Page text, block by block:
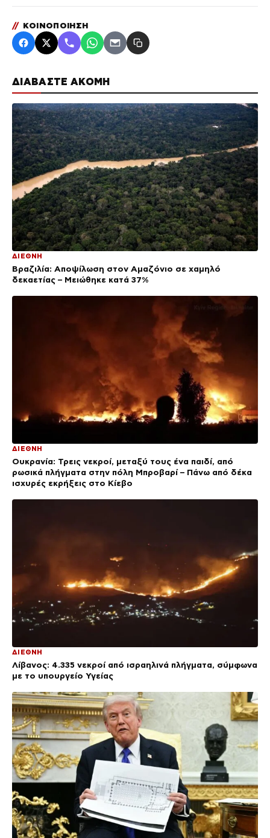
ΔΙΑΒΑΣΤΕ ΑΚΟΜΗ
ΔΙΕΘΝΗ
Βραζιλία: Αποψίλωση στον Αμαζόνιο σε χαμηλό
δεκαετίας – Μειώθηκε κατά 37%
ΔΙΕΘΝΗ
Ουκρανία: Τρεις νεκροί, μεταξύ τους ένα παιδί, από
ρωσικά πλήγματα στην πόλη Μπροβαρί – Πάνω από δέκα
ισχυρές εκρήξεις στο Κίεβο
ΔΙΕΘΝΗ
Λίβανος: 4.335 νεκροί από ισραηλινά πλήγματα, σύμφωνα
με το υπουργείο Υγείας
// ΚΟΙΝΟΠΟΙΗΣΗ